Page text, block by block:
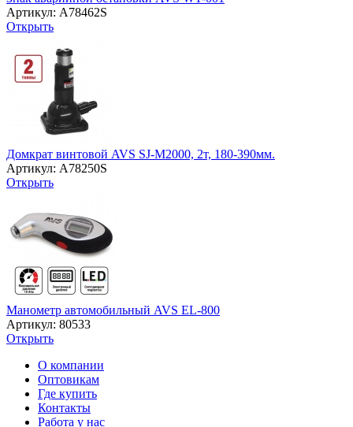
Артикул: A78462S
Открыть
Домкрат винтовой AVS SJ-M2000, 2т, 180-390мм.
Артикул: A78250S
Открыть
Манометр автомобильный AVS EL-800
Артикул: 80533
Открыть
О компании
Оптовикам
Где купить
Контакты
Работа у нас